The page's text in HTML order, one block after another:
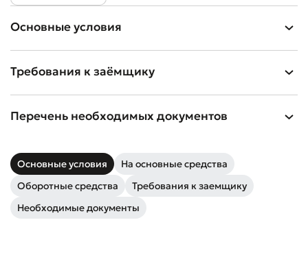
Основные условия
Требования к заёмщику
Перечень необходимых документов
Основные условия
На основные средства
Оборотные средства
Требования к заемщику
Необходимые документы